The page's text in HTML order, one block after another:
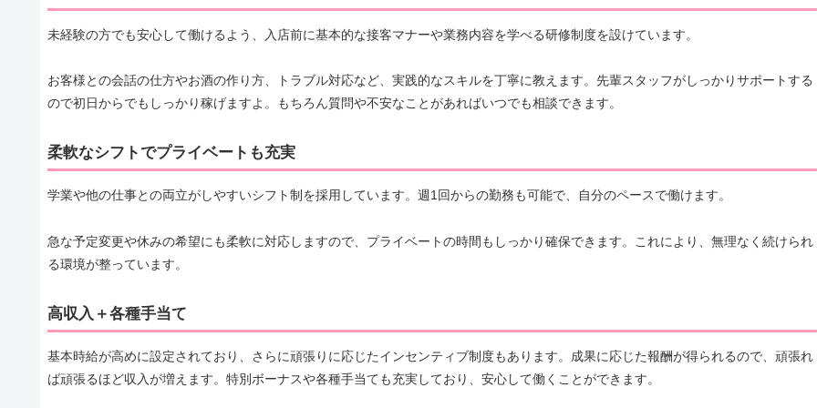
未経験の方でも安心して働けるよう、入店前に基本的な接客マナーや業務内容を学べる研修制度を設けています。
お客様との会話の仕方やお酒の作り方、トラブル対応など、実践的なスキルを丁寧に教えます。先輩スタッフがしっかりサポートする
ので初日からでもしっかり稼げますよ。もちろん質問や不安なことがあればいつでも相談できます。
柔軟なシフトでプライベートも充実
学業や他の仕事との両立がしやすいシフト制を採用しています。週1回からの勤務も可能で、自分のペースで働けます。
急な予定変更や休みの希望にも柔軟に対応しますので、プライベートの時間もしっかり確保できます。これにより、無理なく続けられ
る環境が整っています。
高収入＋各種手当て
基本時給が高めに設定されており、さらに頑張りに応じたインセンティブ制度もあります。成果に応じた報酬が得られるので、頑張れ
ば頑張るほど収入が増えます。特別ボーナスや各種手当ても充実しており、安心して働くことができます。